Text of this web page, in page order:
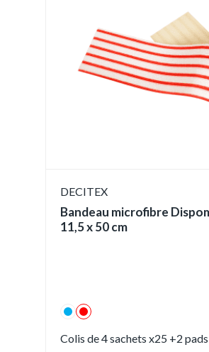
DECITEX
Bandeau microfibre
11,5 x 50 cm
Colis de 4 sachets x25 +2 pads